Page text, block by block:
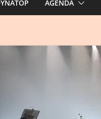
AGENDA